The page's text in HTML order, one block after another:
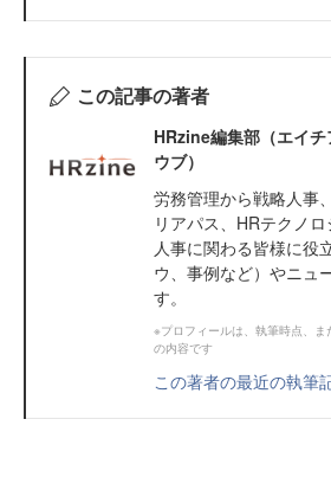
この記事の著者
HRzine編集部（エイ
ウブ）
労務管理から戦略人事
リアパス、HRテクノ
人事に関わる皆様に役
ウ、事例など）やニュ
す。
※プロフィールは、執筆時点、
の内容です
この著者の最近の執筆